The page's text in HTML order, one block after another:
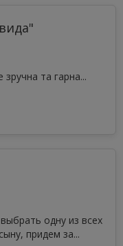
та гарна...
одну из всех
придем за...